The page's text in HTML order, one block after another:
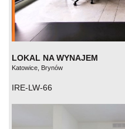
LOKAL NA WYNAJEM
Katowice, Brynów
IRE-LW-66